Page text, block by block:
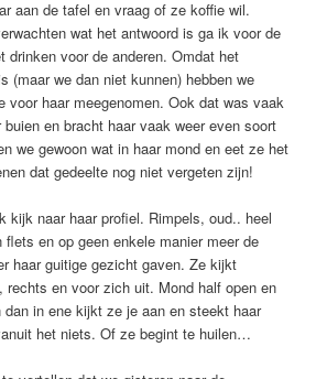
aan de tafel en vraag of ze koffie wil.
wat het antwoord is ga ik voor de
drinken voor de anderen. Omdat het
(maar we dan niet kunnen) hebben we
voor haar meegenomen. Ook dat was vaak
en bracht haar vaak weer even soort
we gewoon wat in haar mond en eet ze het
dat gedeelte nog niet vergeten zijn!
kijk naar haar profiel. Rimpels, oud.. heel
en op geen enkele manier meer de
haar guitige gezicht gaven. Ze kijkt
rechts en voor zich uit. Mond half open en
in ene kijkt ze je aan en steekt haar
het niets. Of ze begint te huilen…